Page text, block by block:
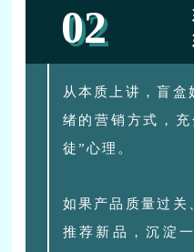
02
从本质上讲，盲盒
绪的营销方式，
徒”心理。
如果产品质量过关
推荐新品，沉淀